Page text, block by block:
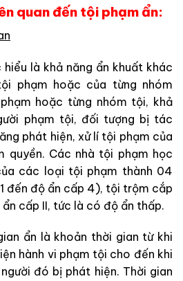
quan đến tội phạm ẩn:
là khả năng ẩn khuất khác
phạm hoặc của từng nhóm
hoặc từng nhóm tội, khả
phạm tội, đối tượng bị tác
phát hiện, xử lí tội phạm của
quyền. Các nhà tội phạm học
các loại tội phạm thành 04
đến độ ẩn cấp 4), tội trộm cắp
cấp II, tức là có độ ẩn thấp.
ẩn là khoản thời gian từ khi
hành vi phạm tội cho đến khi
đó bị phát hiện. Thời gian